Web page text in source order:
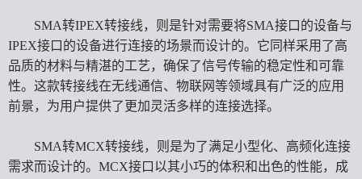
SMA转IPEX转接线，则是针对需要将SMA接口的设备与
IPEX接口的设备进行连接的场景而设计的。它同样采用了高
品质的材料与精湛的工艺，确保了信号传输的稳定性和可靠
性。这款转接线在无线通信、物联网等领域具有广泛的应用
前景，为用户提供了更加灵活多样的连接选择。
SMA转MCX转接线，则是为了满足小型化、高频化连接
需求而设计的。MCX接口以其小巧的体积和出色的性能，成